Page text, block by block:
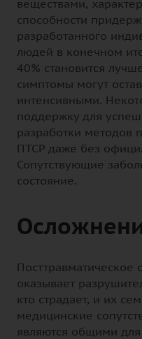
веществами,
способности
разработанного
людей в конечном
40% становится
симптомы могут
интенсивными.
поддержку для
разработки методов
ПТСР даже без
Сопутствующие
состояние.
Посттравматическое
оказывает
кто страдает, и их
медицинские
являются общими для